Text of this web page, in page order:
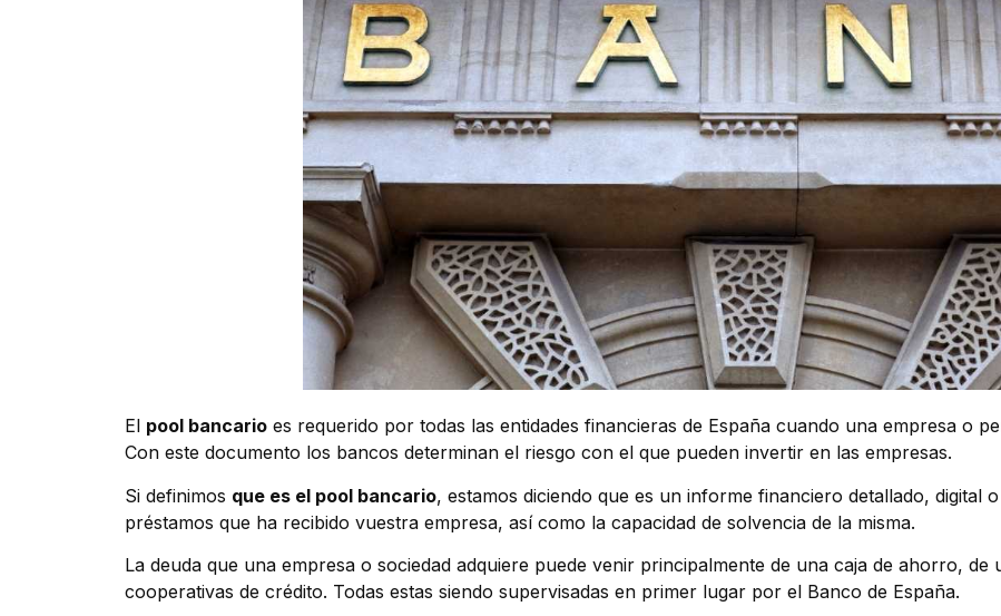
El pool bancario es requerido por todas las entidades financieras de España cuando una empresa o
Con este documento los bancos determinan el riesgo con el que pueden invertir en las empresas.
Si definimos que es el pool bancario, estamos diciendo que es un informe financiero detallado, digital
préstamos que ha recibido vuestra empresa, así como la capacidad de solvencia de la misma.
La deuda que una empresa o sociedad adquiere puede venir principalmente de una caja de ahorro, de
cooperativas de crédito. Todas estas siendo supervisadas en primer lugar por el Banco de España.